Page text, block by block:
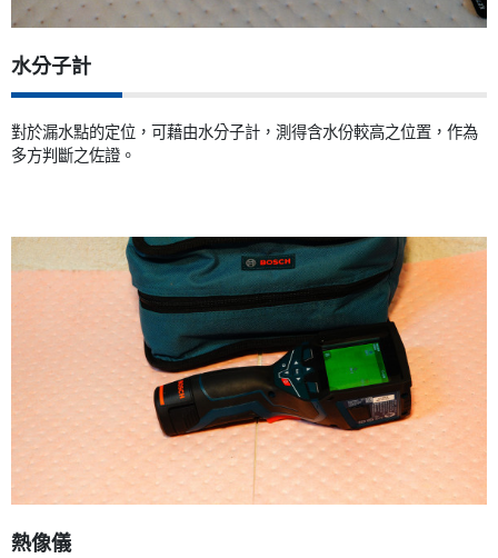
水分子計
對於漏水點的定位，可藉由水分子計，測得含水份較高之位置，作為
多方判斷之佐證。
熱像儀